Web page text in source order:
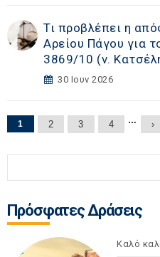
Τι προβλέπει η
Αρείου Πάγου για
3869/10 (ν.
30 Ιουν 2026
Σελίδες
1 2 3 4 … ›
Πρόσφατες Δράσεις
Καλό